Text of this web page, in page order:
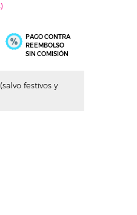
PAGO CONTRA
REEMBOLSO
SIN COMISIÓN
festivos y